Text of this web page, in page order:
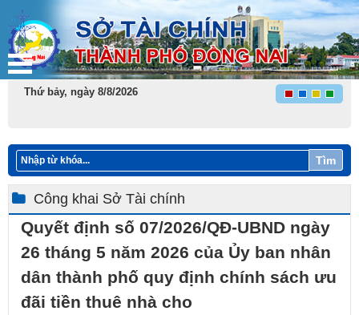
Thứ bảy, ngày 8/8/2026
Tìm
Công khai Sở Tài chính
Quyết định số 07/2026/QĐ-UBND ngày
26 tháng 5 năm 2026 của Ủy ban nhân
dân thành phố quy định chính sách ưu
đãi tiền thuê nhà cho